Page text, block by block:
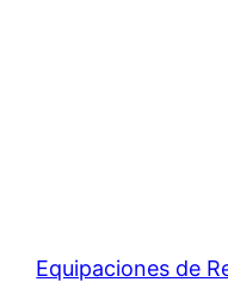
Equipaciones de